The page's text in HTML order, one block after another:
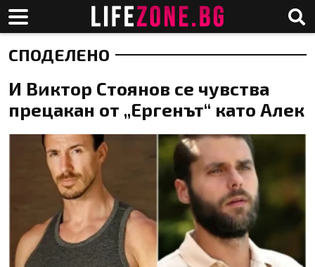
СПОДЕЛЕНО
И Виктор Стоянов се чувства
прецакан от „Ергенът“ като Алек